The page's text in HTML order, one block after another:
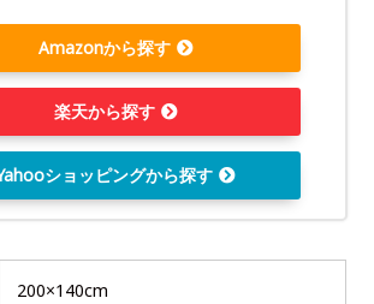
Amazonから探す
楽天から探す
ショッピングから探す
200×140cm